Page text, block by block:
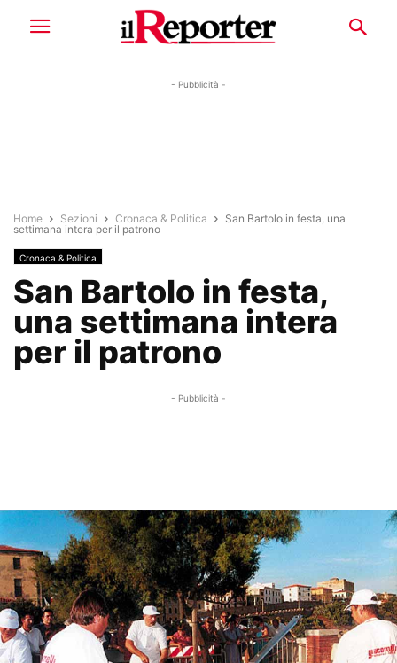
- Pubblicità -
Home Sezioni Cronaca & Politica
San Bartolo in festa, una
settimana intera per il patrono
Cronaca & Politica
San Bartolo in festa,
una settimana intera
per il patrono
- Pubblicità -